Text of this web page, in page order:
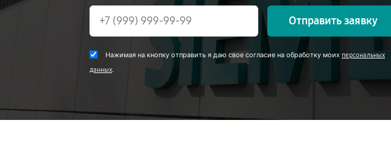
Отправить заявку
Нажимая на кнопку отправить я даю свое согласие на обработку моих персональных
данных.